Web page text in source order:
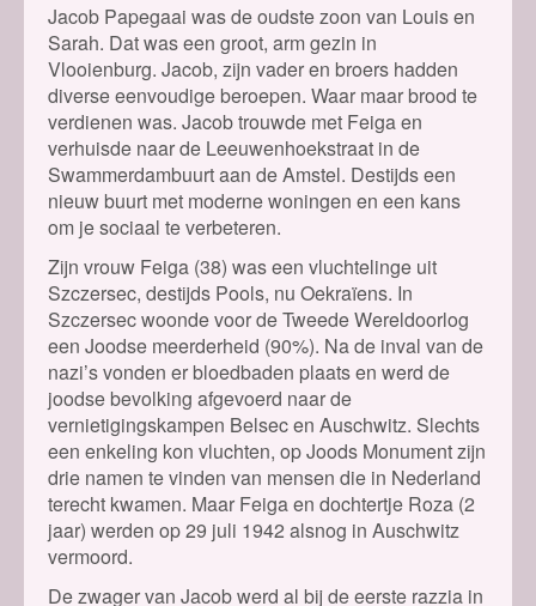
Jacob Papegaai was de oudste zoon van Louis en
Sarah. Dat was een groot, arm gezin in
Vlooienburg. Jacob, zijn vader en broers hadden
diverse eenvoudige beroepen. Waar maar brood te
verdienen was. Jacob trouwde met Feiga en
verhuisde naar de Leeuwenhoekstraat in de
Swammerdambuurt aan de Amstel. Destijds een
nieuw buurt met moderne woningen en een kans
om je sociaal te verbeteren.
Zijn vrouw Feiga (38) was een vluchtelinge uit
Szczersec, destijds Pools, nu Oekraïens. In
Szczersec woonde voor de Tweede Wereldoorlog
een Joodse meerderheid (90%). Na de inval van de
nazi’s vonden er bloedbaden plaats en werd de
joodse bevolking afgevoerd naar de
vernietigingskampen Belsec en Auschwitz. Slechts
een enkeling kon vluchten, op Joods Monument zijn
drie namen te vinden van mensen die in Nederland
terecht kwamen. Maar Feiga en dochtertje Roza (2
jaar) werden op 29 juli 1942 alsnog in Auschwitz
vermoord.
De zwager van Jacob werd al bij de eerste razzia in